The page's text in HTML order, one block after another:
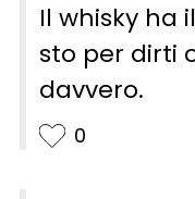
Il whisky ha
sto per dirti
davvero.
0